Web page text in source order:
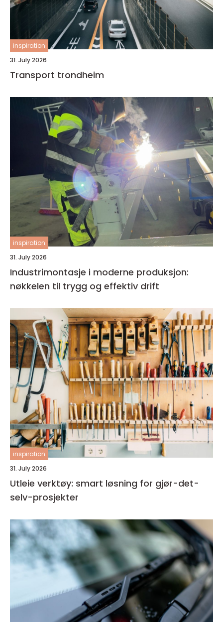
inspiration
31. July 2026
Transport trondheim
inspiration
31. July 2026
Industrimontasje i moderne produksjon:
nøkkelen til trygg og effektiv drift
inspiration
31. July 2026
Utleie verktøy: smart løsning for gjør-det-
selv-prosjekter